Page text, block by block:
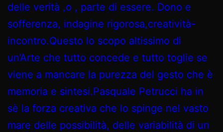
delle verità ,o , parte di essere. Dono e
sofferenza, indagine rigorosa,creatività-
incontro.Questo lo scopo altissimo di
un’Arte che tutto concede e tutto toglie se
viene a mancare la purezza del gesto che è
memoria e sintesi.Pasquale Petrucci ha in
sè la forza creativa che lo spinge nel vasto
mare delle possibilità, delle variabilità di un